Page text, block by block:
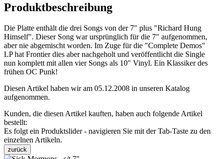
Produktbeschreibung
Die Platte enthält die drei Songs von der 7" plus "Richard Hung
Himself". Dieser Song war ursprünglich für die 7" aufgenommen,
aber nie abgemischt worden. Im Zuge für die "Complete Demos"
LP hat Frontier dies aber nachgeholt und veröffentlicht die Single
nun komplett mit allen vier Songs als 10" Vinyl. Ein Klassiker des
frühen OC Punk!
Diesen Artikel haben wir am 05.12.2008 in unseren Katalog
aufgenommen.
Kunden, die diesen Artikel kauften, haben auch folgende Artikel
bestellt:
Es folgt ein Produktslider - navigieren Sie mit der Tab-Taste zu den
einzelnen Artikeln.
zurück